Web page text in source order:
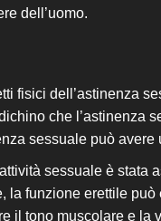
dell’uomo.
fisici dell’astinenza
che l’astinenza
sessuale può
sessuale è stata
la funzione erettile
il tono muscolare e la